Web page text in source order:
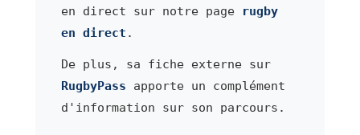
en direct sur notre page
rugby
en direct .
De plus, sa fiche externe sur
RugbyPass apporte un complément
d'information sur son parcours.